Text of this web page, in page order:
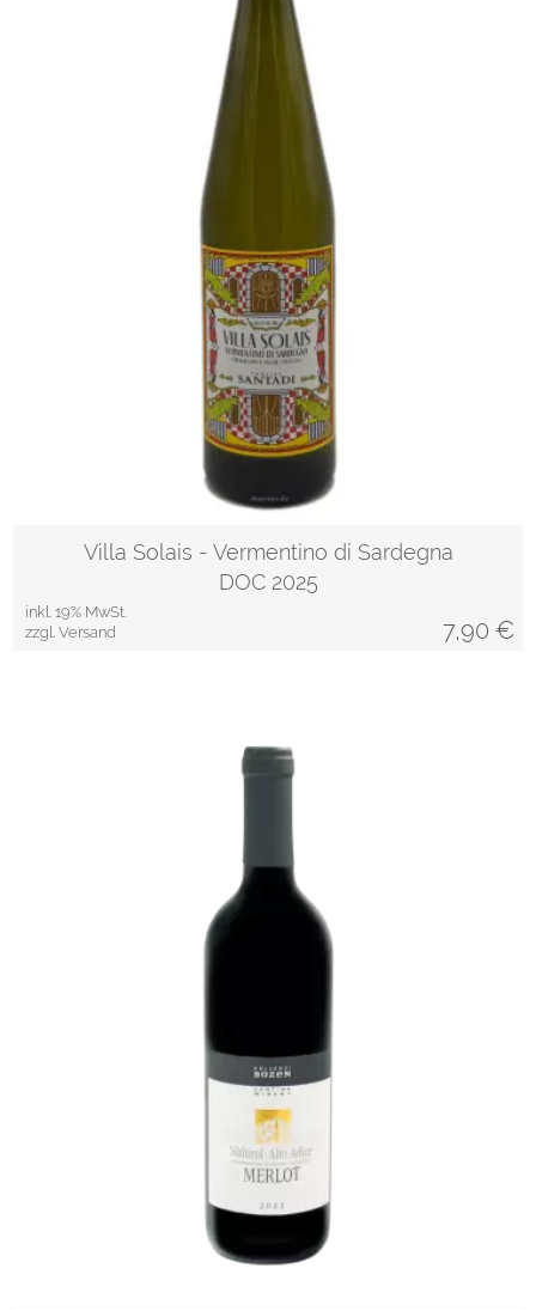
Villa Solais - Vermentino di Sardegna
DOC 2025
inkl. 19% MwSt.
zzgl. Versand
7,90 €